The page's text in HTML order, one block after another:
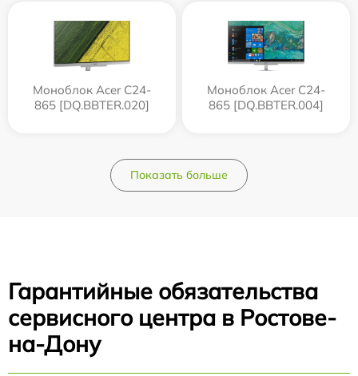
Моноблок Acer C24-
865 [DQ.BBTER.020]
Моноблок Acer C24-
865 [DQ.BBTER.004]
Показать больше
Гарантийные обязательства
сервисного центра в Ростове-
на-Дону